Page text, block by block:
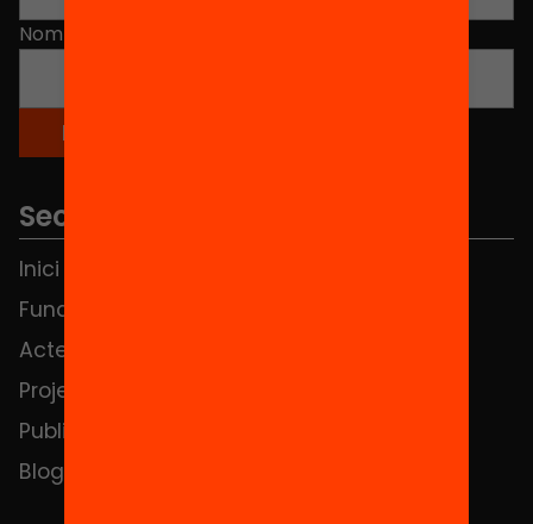
Nom
Seccions
Inici
Fundació
Actes
Projectes
Publicacions i vídeos
Blog